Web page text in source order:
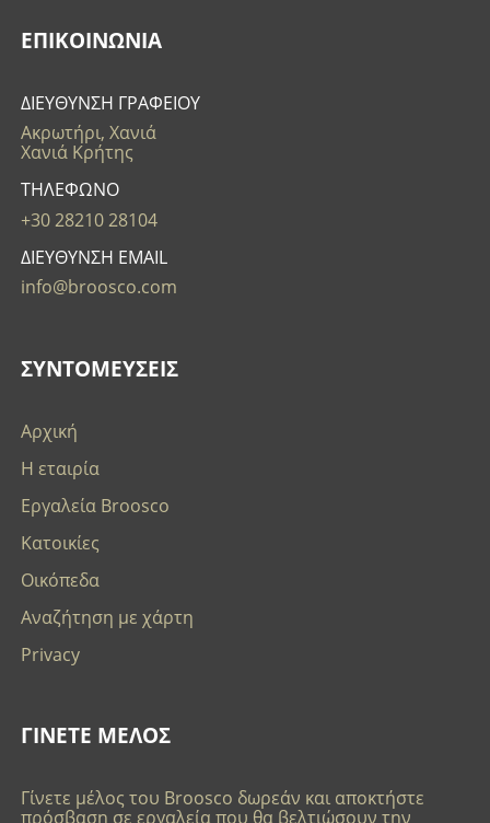
ΕΠΙΚΟΙΝΩΝΊΑ
ΔΙΕΥΘΥΝΣΗ ΓΡΑΦΕΙΟΥ
Ακρωτήρι, Χανιά
Χανιά Κρήτης
ΤΗΛΕΦΩΝΟ
+30 28210 28104
ΔΙΕΥΘΥΝΣΗ EMAIL
info@broosco.com
ΣΥΝΤΟΜΕΥΣΕΙΣ
Αρχική
Η εταιρία
Εργαλεία Broosco
Κατοικίες
Οικόπεδα
Αναζήτηση με χάρτη
Privacy
ΓΙΝΕΤΕ ΜΕΛΟΣ
Γίνετε μέλος του Broosco δωρεάν και αποκτήστε
πρόσβαση σε εργαλεία που θα βελτιώσουν την